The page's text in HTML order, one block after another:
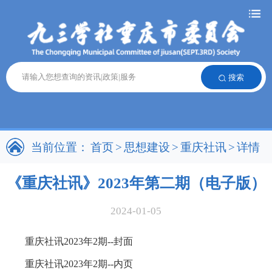
搜索
当前位置： 首页> 思想建设 > 重庆社讯> 详情
《重庆社讯》2023年第二期（电子版）
2024-01-05
重庆社讯2023年2期--封面
重庆社讯2023年2期--内页